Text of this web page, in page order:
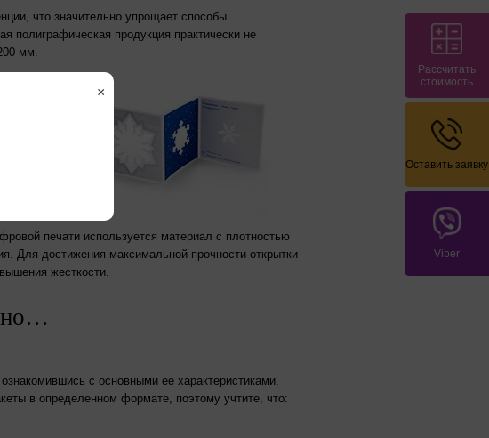
что значительно упрощает способы
полиграфическая продукция практически не
мм.
печати используется материал с плотностью
Для достижения максимальной прочности открытки
жесткости.
с основными ее характеристиками,
в определенном формате, поэтому учтите, что:
×
Рассчитать
стоимость
Оставить заявку
Viber